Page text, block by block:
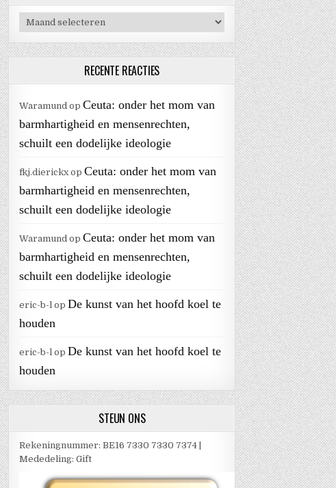
Archieven
RECENTE REACTIES
Waramund opCeuta: onder het mom van
barmhartigheid en mensenrechten,
schuilt een dodelijke ideologie
fkj.dierickxopCeuta: onder het mom van
barmhartigheid en mensenrechten,
schuilt een dodelijke ideologie
Waramund opCeuta: onder het mom van
barmhartigheid en mensenrechten,
schuilt een dodelijke ideologie
eric-b-l opDe kunst van het hoofd koel te
houden
eric-b-l opDe kunst van het hoofd koel te
houden
STEUN ONS
Rekeningnummer: BE16 7330 7330 7374 |
Mededeling: Gift